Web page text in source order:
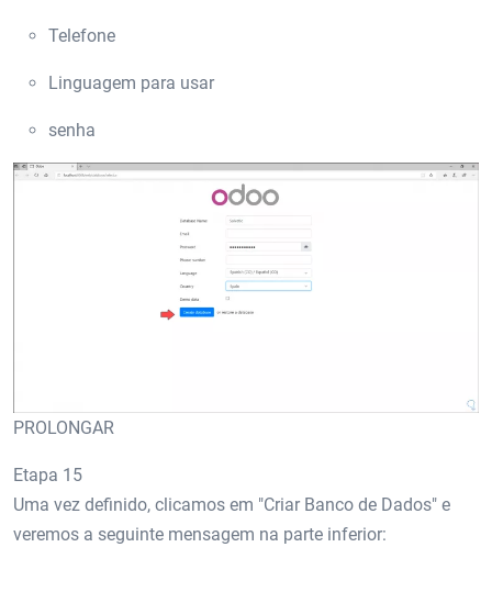
Telefone
Linguagem para usar
senha
PROLONGAR
Etapa 15
Uma vez definido, clicamos em "Criar Banco de Dados" e
veremos a seguinte mensagem na parte inferior: